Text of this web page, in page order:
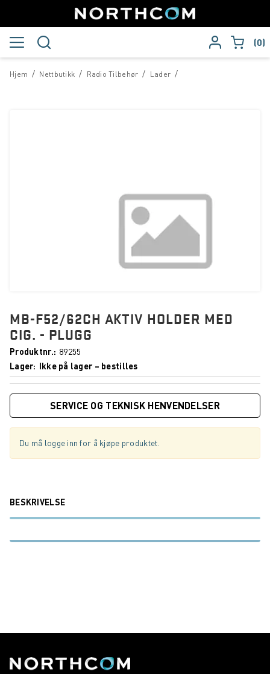
0
/
Hjem /
Nettbutikk /
Radio Tilbehør /
Lader
MB-F52/62CH AKTIV HOLDER MED
CIG. - PLUGG
Produktnr.
89255
Lager
Ikke på lager – bestilles
SERVICE OG TEKNISK HENVENDELSER
Du må logge inn for å kjøpe produktet.
BESKRIVELSE